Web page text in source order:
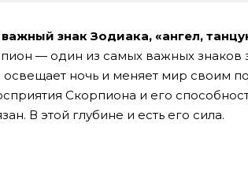
знак Зодиака, «ангел,
— один из самых важных знаков
освещает ночь и меняет мир своим
Скорпиона и его
В этой глубине и есть его сила.